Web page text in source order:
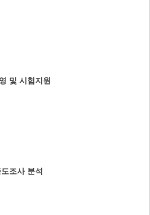
및 시험지원
조사 분석